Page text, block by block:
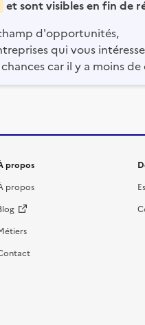
et sont visibles en fin de
d'opportunités,
qui vous
car il y a moins
du site
propos
propos